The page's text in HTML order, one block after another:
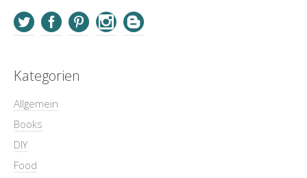
Kategorien
Allgemein
Books
DIY
Food